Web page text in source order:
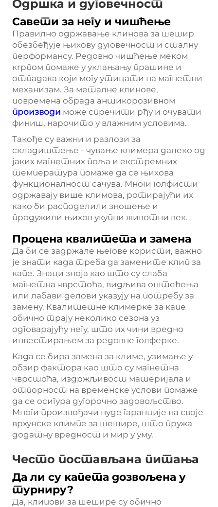
Одршка и дуговечност
Савети за негу и чишћење
Правилно одржавање клинова за шешир
обезбеђује њихову дуговечност и сталну
перформансу. Редовно чишћење меком
кrpпом помаже у уклањању прашине и
отпадака који могу утицати на магнетни
механизам. За металне клинове,
повремена обрада антикорозивном
производи може спречити рђу и очувати
финиш, нарочито у влажним условима.
Такође су важни и разлози за
складиштење - чување климера далеко од
јаких магнетних поља и екстремних
температура помаже да се њихова
функционалност сачува. Многи голфисти
одржавају више климова, ротирајући их
како би расподелили зношење и
продужили њихов укупни животни век.
Процена квалитета и замена
Да би се задржале његове користи, важно
је знати када треба да замените клип за
капе. Знаци зноја као што су слаба
магнетна чврстоћа, видљива оштећења
или лабави делови указују на потребу за
замену. Квалитетне климерке за капе
обично трају неколико сезона уз
одговарајућу негу, што их чини вредно
инвестирањем за редовне голферке.
Када се бира замена за климе, узимање у
обзир фактора као што су магнетна
чврстоћа, издржљивост материјала и
отпорност на временске услови помаже
да се осигура дугорочно задовољство.
Многи произвођачи нуде гаранције на своје
врхунске климпе за шешире, што пружа
додатну вредност и мир у уму.
Често постављана питања
Да ли су капета дозвољена у
турниру?
Да, клипови за шешире су обично